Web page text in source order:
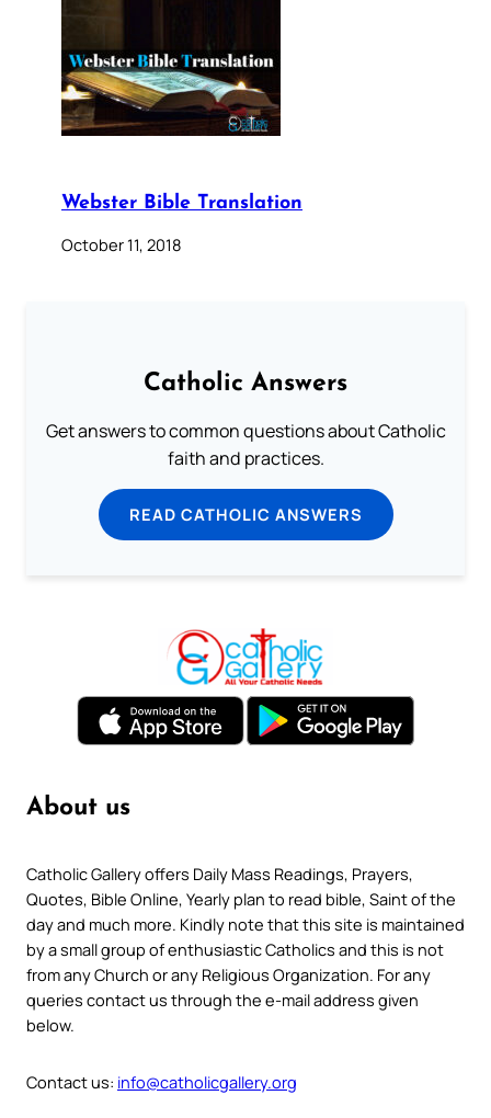
Webster Bible Translation
October 11, 2018
Catholic Answers
Get answers to common questions about Catholic
faith and practices.
READ CATHOLIC ANSWERS
About us
Catholic Gallery offers Daily Mass Readings, Prayers,
Quotes, Bible Online, Yearly plan to read bible, Saint of the
day and much more. Kindly note that this site is maintained
by a small group of enthusiastic Catholics and this is not
from any Church or any Religious Organization. For any
queries contact us through the e-mail address given
below.
Contact us: info@catholicgallery.org